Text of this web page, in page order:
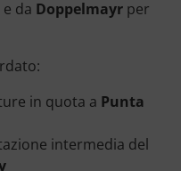
e da Doppelmayr per
in quota a Punta
intermedia del